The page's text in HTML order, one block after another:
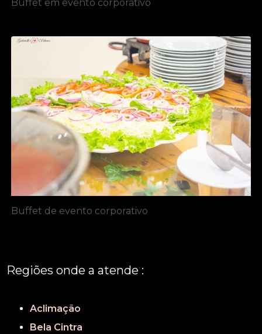
Buffet em evento corporativo
Buffet de evento corporativo
Regiões onde a atende :
Aclimação
Bela Cintra